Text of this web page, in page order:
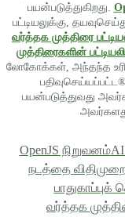
பயன்படுத்துகிறது.
பட்டியலுக்கு,
வர்த்தக முத்திரை
முத்திரைகளின்
லோகோக்கள், அந்தந்த
பயன்படுத்துவது
OpenJS நிறுவனம்AI
நடத்தை
வர்த்தக